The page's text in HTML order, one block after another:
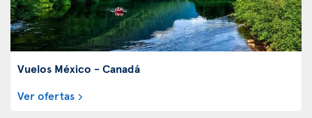
Vuelos México - Canadá
Ver ofertas